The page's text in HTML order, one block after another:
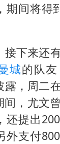
期间将得
下来还
城的队友
露，周二
间，尤文
还提出
外支付